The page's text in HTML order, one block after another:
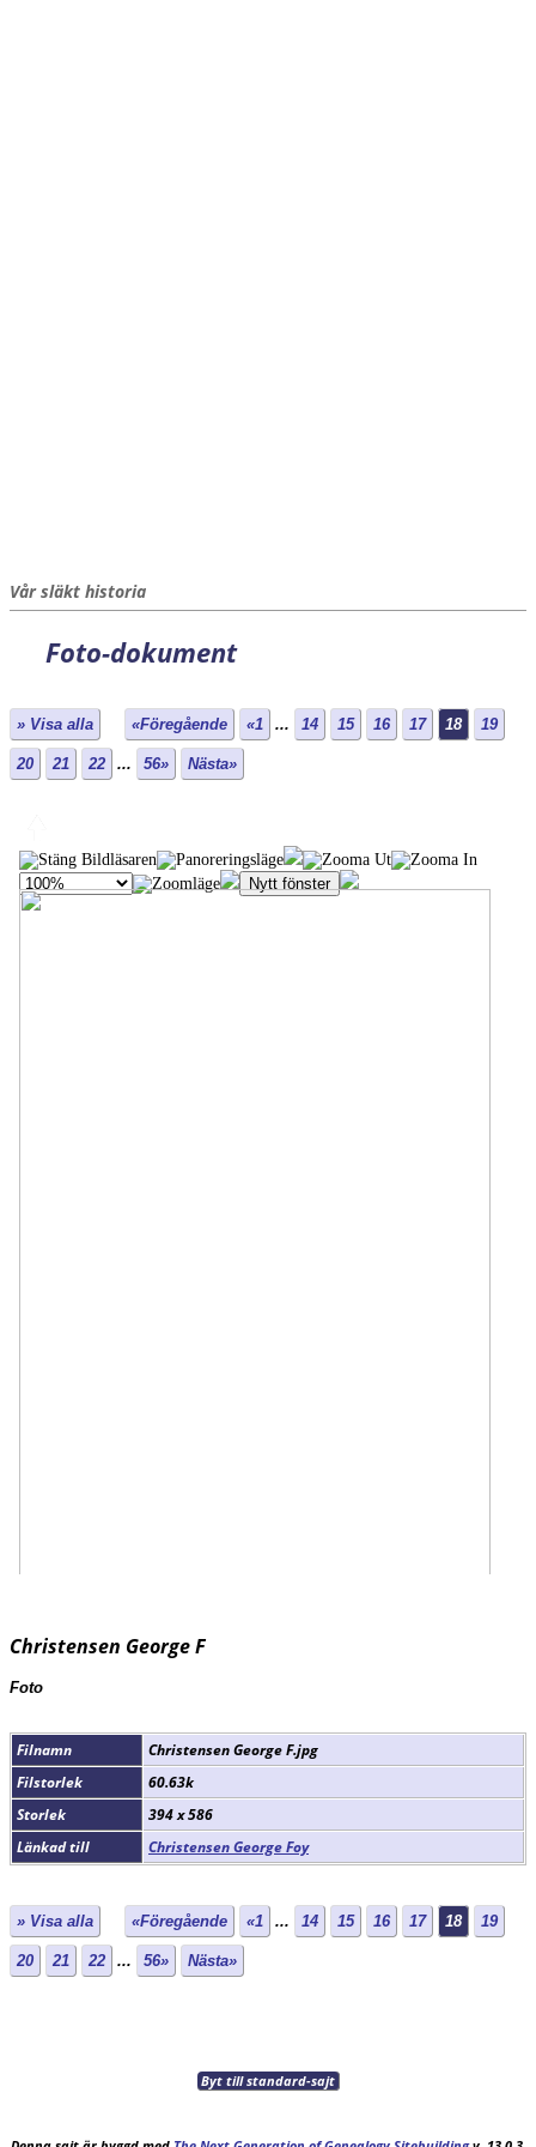
Vår släkt historia
Foto-dokument
» Visa alla «Föregående «1 ... 14 15 16 17 18 19
20 21 22 ... 56» Nästa»
Christensen George F
Foto
Filnamn
Christensen George F.jpg
Filstorlek
60.63k
Storlek
394 x 586
Länkad till
Christensen George Foy
» Visa alla «Föregående «1 ... 14 15 16 17 18 19
20 21 22 ... 56» Nästa»
Byt till standard-sajt